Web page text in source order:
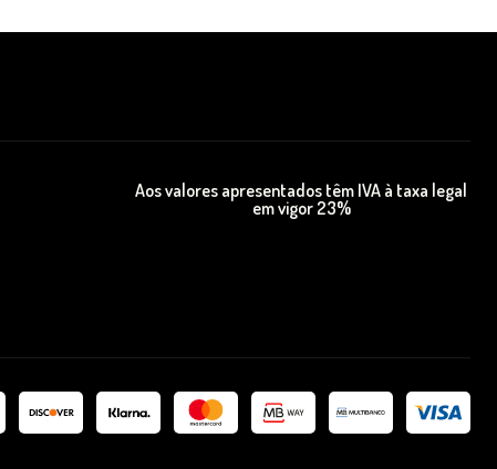
Aos valores apresentados têm IVA à taxa legal
em vigor 23%